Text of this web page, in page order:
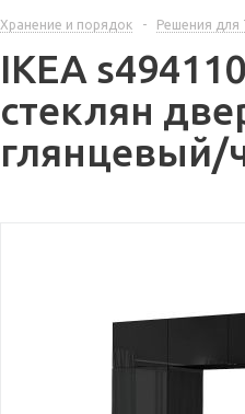
Хранение и порядок - Решения для
IKEA
стеклян
глянцевый/